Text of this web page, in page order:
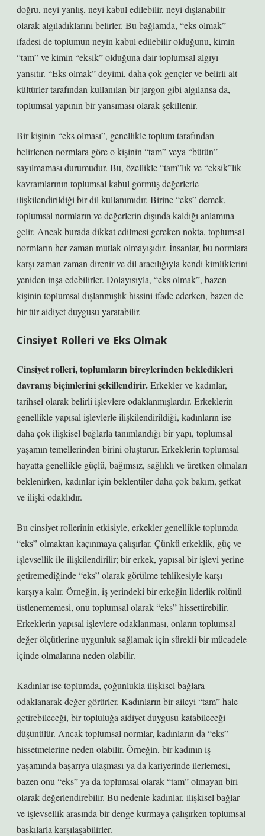
doğru, neyi yanlış, neyi kabul edilebilir, neyi dışlanabilir
olarak algıladıklarını belirler. Bu bağlamda, “eks olmak”
ifadesi de toplumun neyin kabul edilebilir olduğunu, kimin
“tam” ve kimin “eksik” olduğuna dair toplumsal algıyı
yansıtır. “Eks olmak” deyimi, daha çok gençler ve belirli alt
kültürler tarafından kullanılan bir jargon gibi algılansa da,
toplumsal yapının bir yansıması olarak şekillenir.
Bir kişinin “eks olması”, genellikle toplum tarafından
belirlenen normlara göre o kişinin “tam” veya “bütün”
sayılmaması durumudur. Bu, özellikle “tam”lık ve “eksik”lik
kavramlarının toplumsal kabul görmüş değerlerle
ilişkilendirildiği bir dil kullanımıdır. Birine “eks” demek,
toplumsal normların ve değerlerin dışında kaldığı anlamına
gelir. Ancak burada dikkat edilmesi gereken nokta, toplumsal
normların her zaman mutlak olmayışıdır. İnsanlar, bu normlara
karşı zaman zaman direnir ve dil aracılığıyla kendi kimliklerini
yeniden inşa edebilirler. Dolayısıyla, “eks olmak”, bazen
kişinin toplumsal dışlanmışlık hissini ifade ederken, bazen de
bir tür aidiyet duygusu yaratabilir.
Cinsiyet Rolleri ve Eks Olmak
Cinsiyet rolleri, toplumların bireylerinden bekledikleri
davranış biçimlerini şekillendirir.Erkekler ve kadınlar,
tarihsel olarak belirli işlevlere odaklanmışlardır. Erkeklerin
genellikle yapısal işlevlerle ilişkilendirildiği, kadınların ise
daha çok ilişkisel bağlarla tanımlandığı bir yapı, toplumsal
yaşamın temellerinden birini oluşturur. Erkeklerin toplumsal
hayatta genellikle güçlü, bağımsız, sağlıklı ve üretken olmaları
beklenirken, kadınlar için beklentiler daha çok bakım, şefkat
ve ilişki odaklıdır.
Bu cinsiyet rollerinin etkisiyle, erkekler genellikle toplumda
“eks” olmaktan kaçınmaya çalışırlar. Çünkü erkeklik, güç ve
işlevsellik ile ilişkilendirilir; bir erkek, yapısal bir işlevi yerine
getiremediğinde “eks” olarak görülme tehlikesiyle karşı
karşıya kalır. Örneğin, iş yerindeki bir erkeğin liderlik rolünü
üstlenememesi, onu toplumsal olarak “eks” hissettirebilir.
Erkeklerin yapısal işlevlere odaklanması, onların toplumsal
değer ölçütlerine uygunluk sağlamak için sürekli bir mücadele
içinde olmalarına neden olabilir.
Kadınlar ise toplumda, çoğunlukla ilişkisel bağlara
odaklanarak değer görürler. Kadınların bir aileyi “tam” hale
getirebileceği, bir topluluğa aidiyet duygusu katabileceği
düşünülür. Ancak toplumsal normlar, kadınların da “eks”
hissetmelerine neden olabilir. Örneğin, bir kadının iş
yaşamında başarıya ulaşması ya da kariyerinde ilerlemesi,
bazen onu “eks” ya da toplumsal olarak “tam” olmayan biri
olarak değerlendirebilir. Bu nedenle kadınlar, ilişkisel bağlar
ve işlevsellik arasında bir denge kurmaya çalışırken toplumsal
baskılarla karşılaşabilirler.